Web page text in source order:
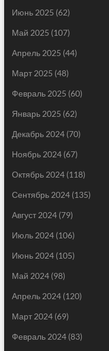
Июнь 2025 (62)
Май 2025 (107)
Апрель 2025 (44)
Март 2025 (48)
Февраль 2025 (60)
Январь 2025 (62)
Декабрь 2024(70)
Ноябрь 2024(67)
Октябрь 2024(118)
Сентябрь 2024(135)
Август 2024(79)
Июль 2024(106)
Июнь 2024(105)
Май 2024(98)
Апрель 2024(120)
Март 2024(69)
Февраль 2024(83)